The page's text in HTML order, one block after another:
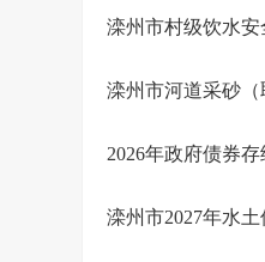
滦州市村级饮水安
滦州市河道采砂
2026年政府债券
滦州市2027年水